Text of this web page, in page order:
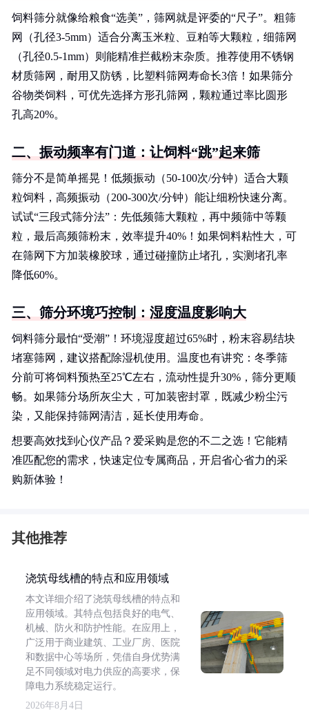
饲料筛分就像给粮食“选美”，筛网就是评委的“尺子”。粗筛
网（孔径3-5mm）适合分离玉米粒、豆粕等大颗粒，细筛网
（孔径0.5-1mm）则能精准拦截粉末杂质。推荐使用不锈钢
材质筛网，耐用又防锈，比塑料筛网寿命长3倍！如果筛分
谷物类饲料，可优先选择方形孔筛网，颗粒通过率比圆形
孔高20%。
二、振动频率有门道：让饲料“跳”起来筛
筛分不是简单摇晃！低频振动（50-100次/分钟）适合大颗
粒饲料，高频振动（200-300次/分钟）能让细粉快速分离。
试试“三段式筛分法”：先低频筛大颗粒，再中频筛中等颗
粒，最后高频筛粉末，效率提升40%！如果饲料粘性大，可
在筛网下方加装橡胶球，通过碰撞防止堵孔，实测堵孔率
降低60%。
三、筛分环境巧控制：湿度温度影响大
饲料筛分最怕“受潮”！环境湿度超过65%时，粉末容易结块
堵塞筛网，建议搭配除湿机使用。温度也有讲究：冬季筛
分前可将饲料预热至25℃左右，流动性提升30%，筛分更顺
畅。如果筛分场所灰尘大，可加装密封罩，既减少粉尘污
染，又能保持筛网清洁，延长使用寿命。
想要高效找到心仪产品？爱采购是您的不二之选！它能精
准匹配您的需求，快速定位专属商品，开启省心省力的采
购新体验！
其他推荐
浇筑母线槽的特点和应用领域
本文详细介绍了浇筑母线槽的特点和
应用领域。其特点包括良好的电气、
机械、防火和防护性能。在应用上，
广泛用于商业建筑、工业厂房、医院
和数据中心等场所，凭借自身优势满
足不同领域对电力供应的高要求，保
障电力系统稳定运行。
2026年8月4日